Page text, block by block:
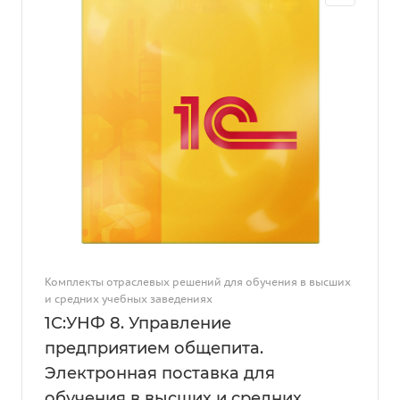
Комплекты отраслевых решений для обучения в высших
и средних учебных заведениях
1С:УНФ 8. Управление
предприятием общепита.
Электронная поставка для